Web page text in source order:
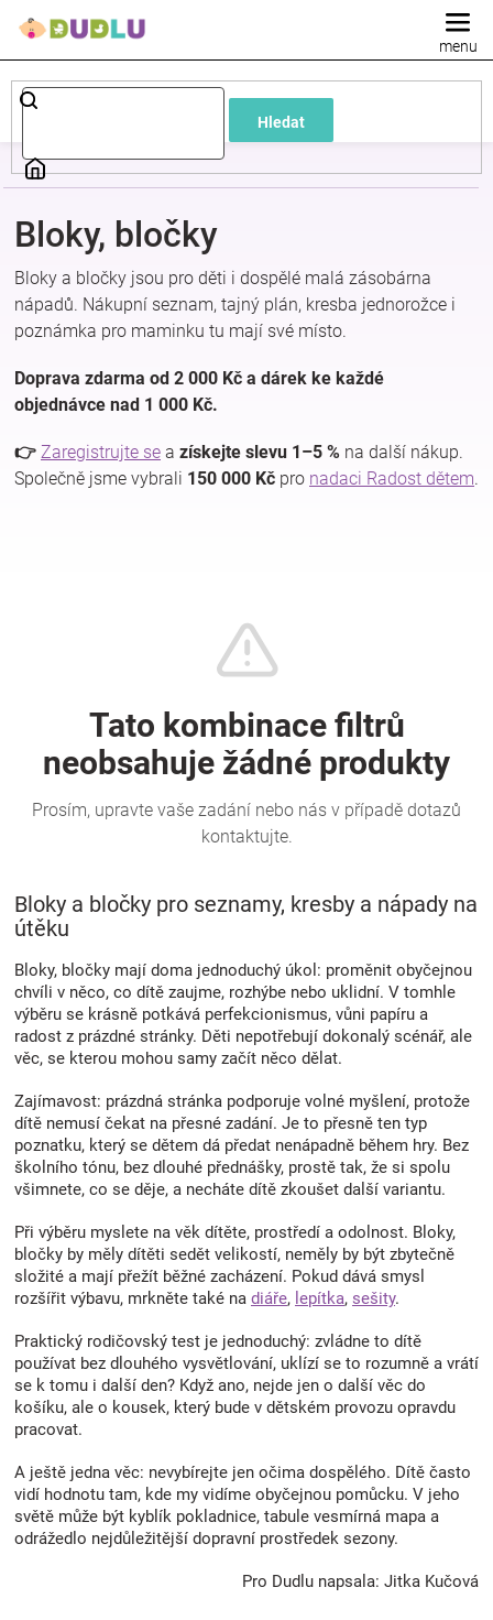
Hledat
Dětské
a
Pokojíček
a
výbava
děti
oblečení
Značky
Blog
Hračkářství
Přihlášení
Bloky, bločky
Bloky a bločky jsou pro děti i dospělé malá zásobárna
nápadů. Nákupní seznam, tajný plán, kresba jednorožce i
poznámka pro maminku tu mají své místo.
Doprava zdarma od 2 000 Kč a dárek ke každé
objednávce nad 1 000 Kč.
👉 Zaregistrujte se a získejte slevu 1–5 % na další nákup.
Společně jsme vybrali 150 000 Kč pro nadaci Radost dětem.
Bloky a bločky pro seznamy, kresby a nápady na
útěku
Bloky, bločky mají doma jednoduchý úkol: proměnit obyčejnou
chvíli v něco, co dítě zaujme, rozhýbe nebo uklidní. V tomhle
výběru se krásně potkává perfekcionismus, vůni papíru a
radost z prázdné stránky. Děti nepotřebují dokonalý scénář, ale
věc, se kterou mohou samy začít něco dělat.
Zajímavost: prázdná stránka podporuje volné myšlení, protože
dítě nemusí čekat na přesné zadání. Je to přesně ten typ
poznatku, který se dětem dá předat nenápadně během hry. Bez
školního tónu, bez dlouhé přednášky, prostě tak, že si spolu
všimnete, co se děje, a necháte dítě zkoušet další variantu.
Při výběru myslete na věk dítěte, prostředí a odolnost. Bloky,
bločky by měly dítěti sedět velikostí, neměly by být zbytečně
složité a mají přežít běžné zacházení. Pokud dává smysl
rozšířit výbavu, mrkněte také na diáře, lepítka, sešity.
Praktický rodičovský test je jednoduchý: zvládne to dítě
používat bez dlouhého vysvětlování, uklízí se to rozumně a vrátí
se k tomu i další den? Když ano, nejde jen o další věc do
košíku, ale o kousek, který bude v dětském provozu opravdu
pracovat.
A ještě jedna věc: nevybírejte jen očima dospělého. Dítě často
vidí hodnotu tam, kde my vidíme obyčejnou pomůcku. V jeho
světě může být kyblík pokladnice, tabule vesmírná mapa a
odrážedlo nejdůležitější dopravní prostředek sezony.
Pro Dudlu napsala: Jitka Kučová